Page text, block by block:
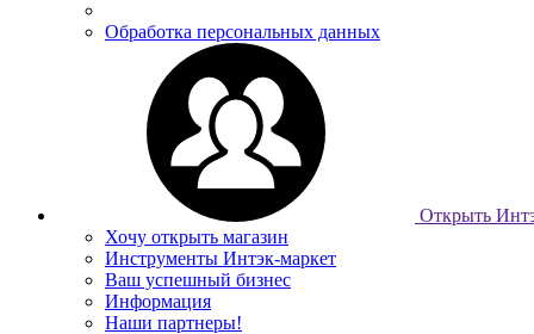
Обработка персональных данных
Открыть
Хочу открыть магазин
Инструменты Интэк-маркет
Ваш успешный бизнес
Информация
Наши партнеры!